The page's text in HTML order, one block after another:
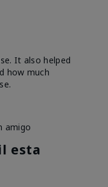
It also helped
how much
amigo
esta